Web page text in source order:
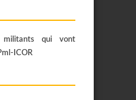
militants qui vont
ICOR